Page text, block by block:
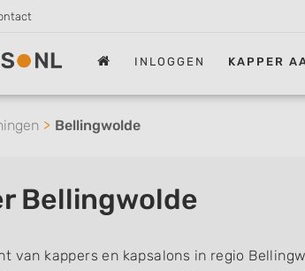
INLOGGEN KAPPER
Bellingwolde
Bellingwolde
van kappers en kapsalons in regio